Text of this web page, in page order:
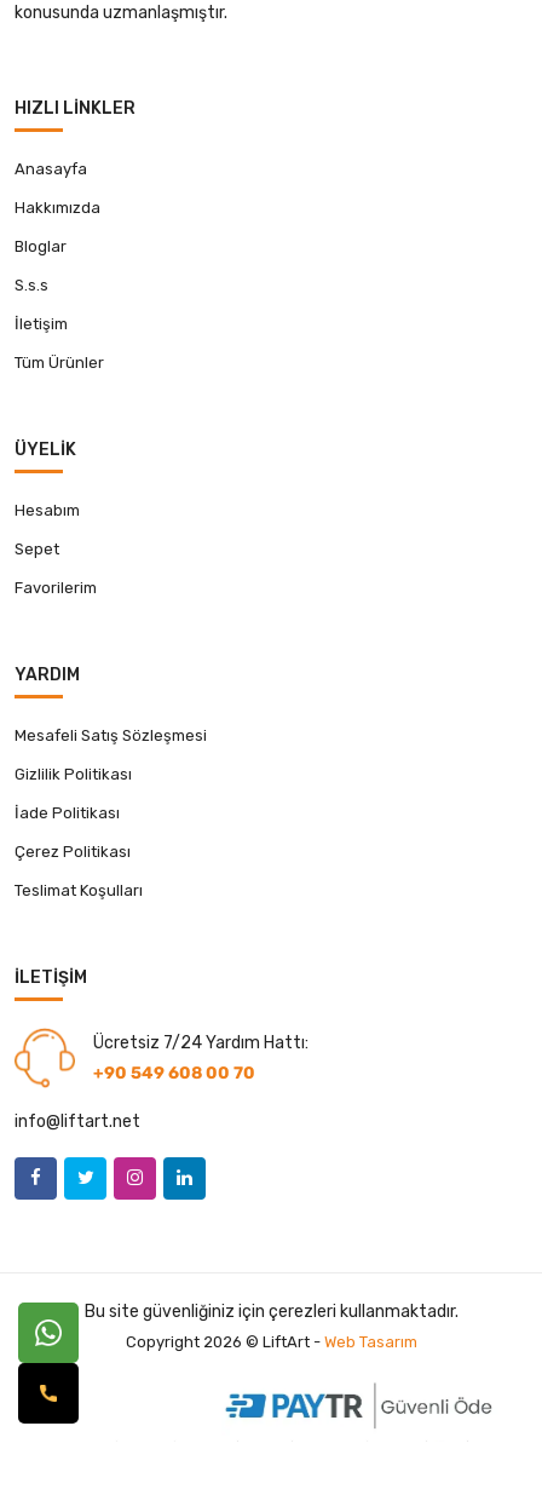
konusunda uzmanlaşmıştır.
HIZLI LINKLER
Anasayfa
Hakkımızda
Bloglar
S.s.s
İletişim
Tüm Ürünler
ÜYELIK
Hesabım
Sepet
Favorilerim
YARDIM
Mesafeli Satış Sözleşmesi
Gizlilik Politikası
İade Politikası
Çerez Politikası
Teslimat Koşulları
İLETIŞIM
Ücretsiz 7/24 Yardım Hattı:
+90 549 608 00 70
info@liftart.net
Bu site güvenliğiniz için çerezleri kullanmaktadır.
Copyright 2026 © LiftArt - Web Tasarım